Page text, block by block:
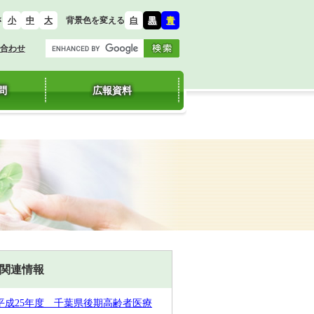
小 中 大 背景色を変える 白 黒 青
わせ
広報資料
関連情報
成25年度 千葉県後期高齢者医療